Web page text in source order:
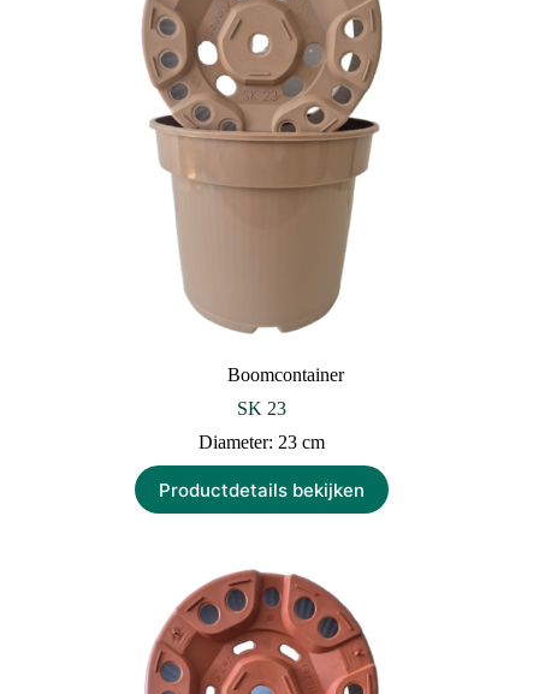
Boomcontainer
SK 23
Diameter: 23 cm
Productdetails bekijken